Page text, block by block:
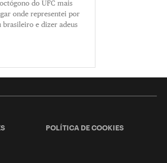
do UFC mais
onde representei por
e dizer adeus
POLÍTICA DE COOKIES